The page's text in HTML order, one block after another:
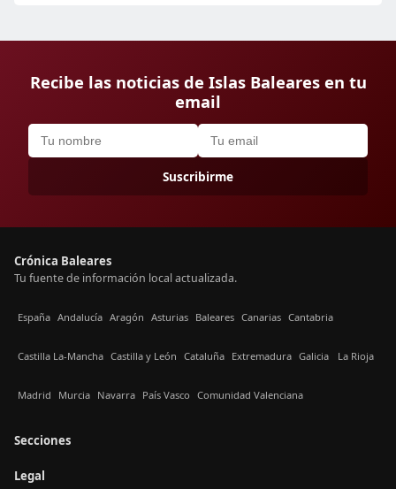
Recibe las noticias de Islas Baleares en tu
email
Suscribirme
Crónica Baleares
Tu fuente de información local actualizada.
España Andalucía Aragón Asturias Baleares Canarias Cantabria
Castilla La-Mancha Castilla y León Cataluña Extremadura Galicia La Rioja
Madrid Murcia Navarra País Vasco Comunidad Valenciana
Secciones
Legal